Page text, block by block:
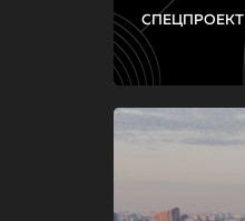
СПЕЦПРОЕКТ